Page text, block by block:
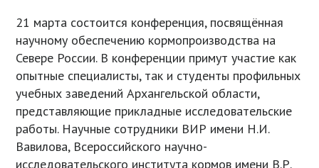
21 марта состоится конференция, посвящённая
научному обеспечению кормопроизводства на
Севере России. В конференции примут участие как
опытные специалисты, так и студенты профильных
учебных заведений Архангельской области,
представляющие прикладные исследовательские
работы. Научные сотрудники ВИР имени Н.И.
Вавилова, Всероссийского научно-
исследовательского института кормов имени В.Р.